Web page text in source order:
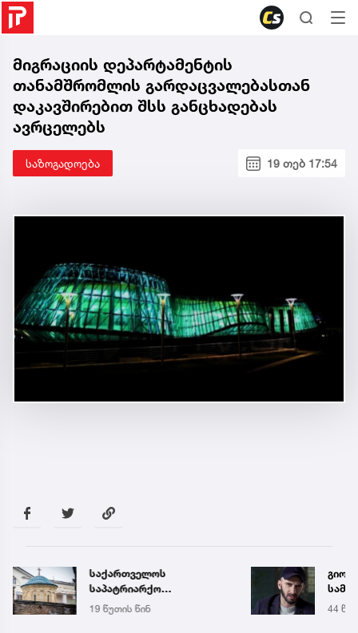
მიგრაციის დეპარტამენტის
თანამშრომლის გარდაცვალებასთან
დაკავშირებით შსს განცხადებას
ავრცელებს
საზოგადოება 19 თებ 17:54
საქართველოს
საპატრიარქო
განცხადებას ავრცელებს
19 წუთის წინ 44